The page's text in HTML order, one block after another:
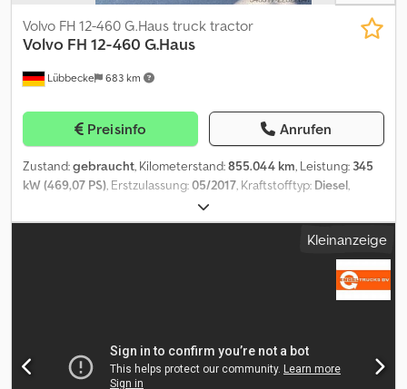
Lübbecke 683 km
Volvo FH 12-460 G.Haus truck tractor
Volvo FH 12-460 G.Haus
Preisinfo Anrufen
Zustand:gebraucht, Kilometerstand:855.044 km, Leistung: 345
kW (469,07 PS), Erstzulassung:05/2017, Kraftstofftyp: Diesel,
, Reifenzustand:
Konfiguration:4x2, Kraftstoff:Diesel, Kraftstofftankvolumen:750 l,
, Getriebetyp:
, Baujahr:2017,
ABS, AdBlue, Bordcomputer, Differentialsperre,
Tempomat, Traktionskontrolle, Zentralverriegelung, elektrisch
verstellbarer Spiegel, elektrische Fensterheberregelung
Kleinanzeige